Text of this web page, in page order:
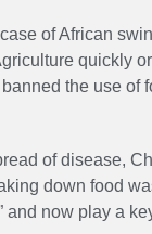
of African
quickly
the use of
of disease,
down food
and now play a